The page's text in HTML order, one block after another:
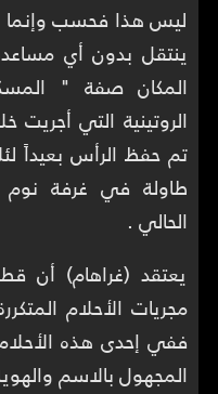
ليس هذا فحسب وإنما
ينتقل بدون أي
المكان صفة "
تم حفظ الرأس بعيداً
طاولة في غرفة نوم
الحالي .
يعتقد (غراهام) أن
مجريات الأحلام
ففي إحدى هذه
المجهول بالاسم